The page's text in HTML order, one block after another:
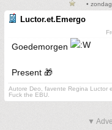
•
Luctor.et.Emergo
Goedemorgen
Present 🎁
Autore Deo, favente Regina Luctor
Fuck the EBU.
▼